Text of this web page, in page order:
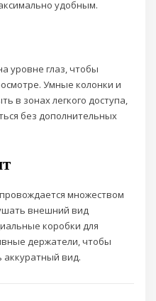
удобным.
уровне глаз, чтобы
Умные колонки и
в зонах легкого доступа,
без дополнительных
множеством
внешний вид
коробки для
держатели, чтобы
аккуратный вид.